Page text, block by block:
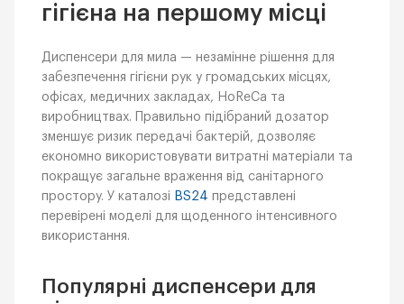
гігієна на першому місці
Диспенсери для мила — незамінне рішення для
забезпечення гігієни рук у громадських місцях,
офісах, медичних закладах, HoReCa та
виробництвах. Правильно підібраний дозатор
зменшує ризик передачі бактерій, дозволяє
економно використовувати витратні матеріали та
покращує загальне враження від санітарного
простору. У каталозі BS24 представлені
перевірені моделі для щоденного інтенсивного
використання.
Популярні диспенсери для